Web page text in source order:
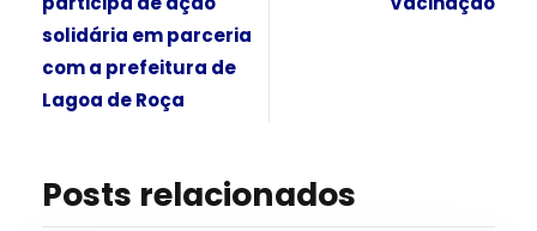
solidária em parceria
com a prefeitura de
Lagoa de Roça
Posts relacionados